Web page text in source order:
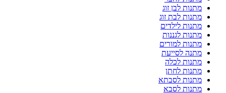
מתנות לבן זוג
מתנות לבת זוג
מתנות לילדים
מתנות לגננות
מתנות למורים
מתנה לסייעת
מתנות לכלה
מתנות לחתן
מתנות לסבתא
מתנות לסבא